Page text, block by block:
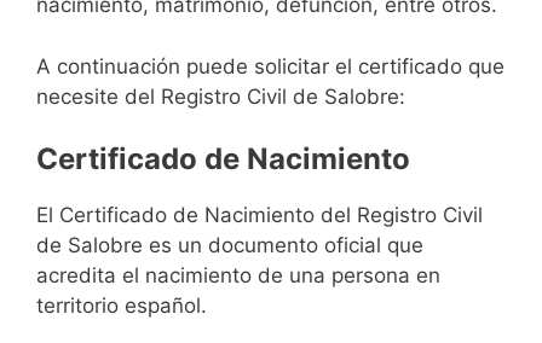
nacimiento, matrimonio, defunción, entre otros.
A continuación puede solicitar el certificado que
necesite del Registro Civil de Salobre:
Certificado de Nacimiento
El Certificado de Nacimiento del Registro Civil
de Salobre es un documento oficial que
acredita el nacimiento de una persona en
territorio español.